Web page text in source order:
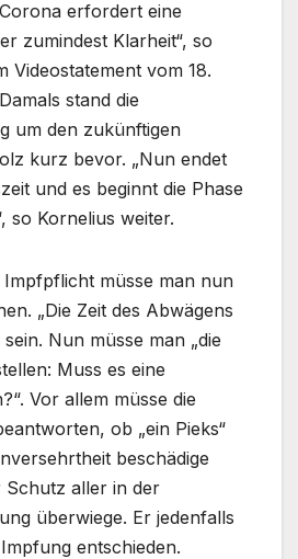
erfordert eine
zumindest Klarheit“, so
Videostatement vom 18.
stand die
um den zukünftigen
kurz bevor. „Nun endet
und es beginnt die Phase
so Kornelius weiter.
müsse man nun
„Die Zeit des Abwägens
Nun müsse man „die
Muss es eine
Vor allem müsse die
ob „ein Pieks“
beschädige
aller in der
überwiege. Er jedenfalls
entschieden.